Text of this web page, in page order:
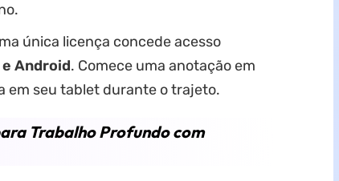
única licença concede acesso
e Android. Comece uma anotação em
em seu tablet durante o trajeto.
Trabalho Profundo com